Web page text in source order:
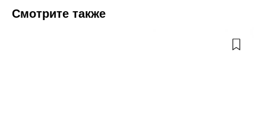
Смотрите также